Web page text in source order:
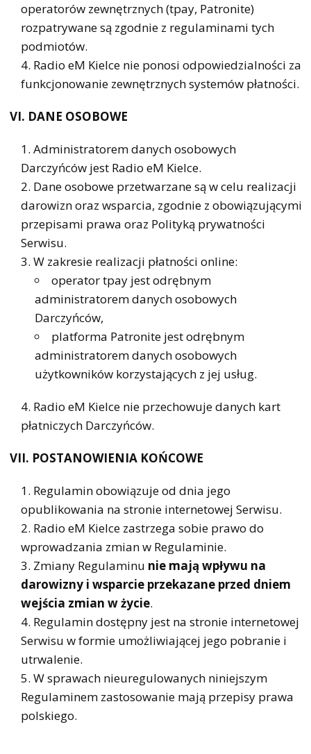
operatorów zewnętrznych (tpay, Patronite)
rozpatrywane są zgodnie z regulaminami tych
podmiotów.
Radio eM Kielce nie ponosi odpowiedzialności za
funkcjonowanie zewnętrznych systemów płatności.
VI. DANE OSOBOWE
Administratorem danych osobowych
Darczyńców jest Radio eM Kielce.
Dane osobowe przetwarzane są w celu realizacji
darowizn oraz wsparcia, zgodnie z obowiązującymi
przepisami prawa oraz Polityką prywatności
Serwisu.
W zakresie realizacji płatności online:
operator tpay jest odrębnym
administratorem danych osobowych
Darczyńców,
platforma Patronite jest odrębnym
administratorem danych osobowych
użytkowników korzystających z jej usług.
Radio eM Kielce nie przechowuje danych kart
płatniczych Darczyńców.
VII. POSTANOWIENIA KOŃCOWE
Regulamin obowiązuje od dnia jego
opublikowania na stronie internetowej Serwisu.
Radio eM Kielce zastrzega sobie prawo do
wprowadzania zmian w Regulaminie.
Zmiany Regulaminu nie mają wpływu na
darowizny i wsparcie przekazane przed dniem
wejścia zmian w życie.
Regulamin dostępny jest na stronie internetowej
Serwisu w formie umożliwiającej jego pobranie i
utrwalenie.
W sprawach nieuregulowanych niniejszym
Regulaminem zastosowanie mają przepisy prawa
polskiego.